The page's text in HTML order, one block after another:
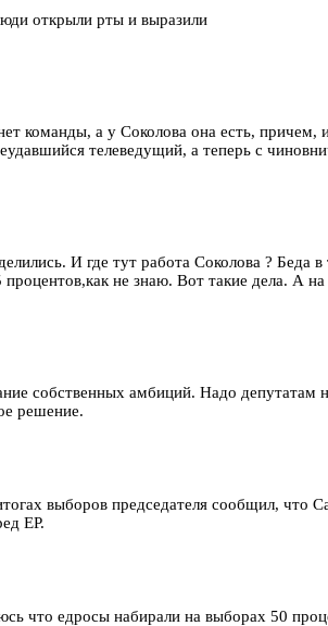
открыли рты и выразили
а у Соколова она есть, причем,
телеведущий, а теперь с
И где тут работа Соколова ?
не знаю. Вот такие дела. А
собственных амбиций. Надо депутатам
решение.
выборов председателя сообщил, что
ЕР.
что едросы набирали на выборах 50